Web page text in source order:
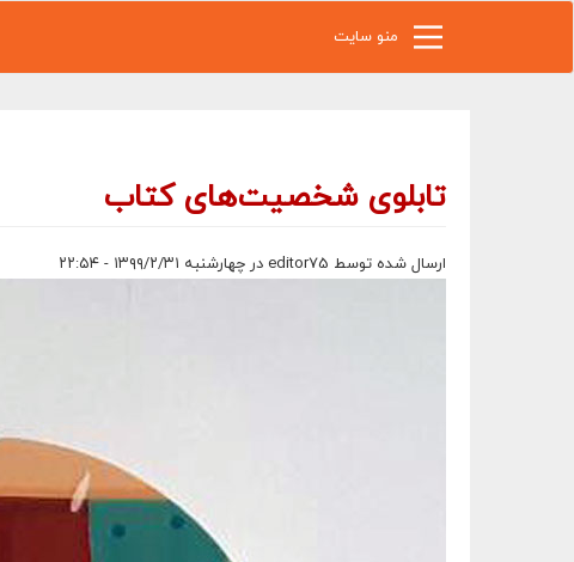
منو سایت
تابلوی شخصیت‌های کتاب
ارسال شده توسط editor75 در چهارشنبه ۱۳۹۹/۲/۳۱ - ۲۲:۵۴